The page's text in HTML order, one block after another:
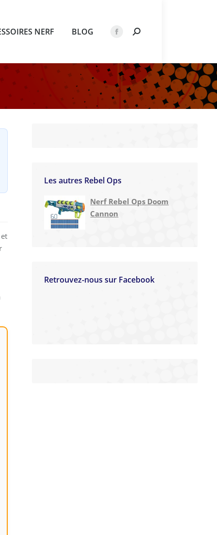
NERF BLOG
La
Facebook
s'ouvre
dans
une
Recherche
Les autres Rebel Ops
Nerf Rebel Ops Doom
Cannon
Retrouvez-nous sur Facebook